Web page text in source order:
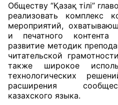
Обществу “Қазақ тілі”
реализовать комплекс
мероприятий,
и печатного
развитие методик
читательской
также широкое
технологических
расширения
казахского языка.